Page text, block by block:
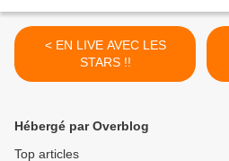
< EN LIVE AVEC LES
STARS !!
Hébergé par Overblog
Top articles